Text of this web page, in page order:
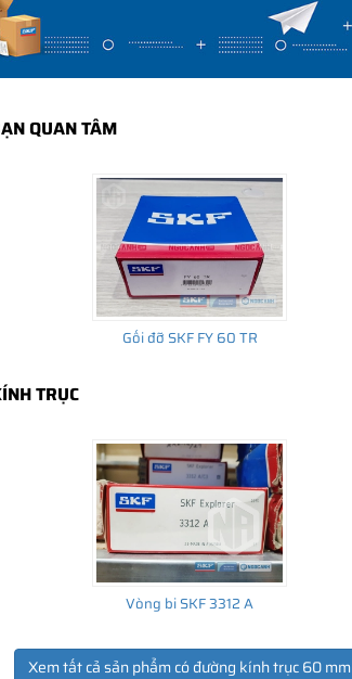
QUAN TÂM
Gối đỡ SKF FY 60 TR
TRỤC
Vòng bi SKF 3312 A
Xem tất cả sản phẩm có đường kính trục 60 mm